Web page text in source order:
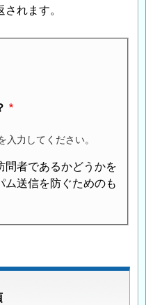
れます。
入力してください。
問者であるかどうかを
ム送信を防ぐためのも